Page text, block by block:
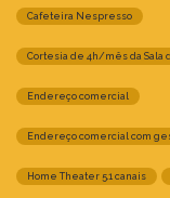
Cafeteira Nespresso
Cortesia de 4h/mês da Sala
Endereço comercial
Endereço comercial com
Home Theater 5.1 canais